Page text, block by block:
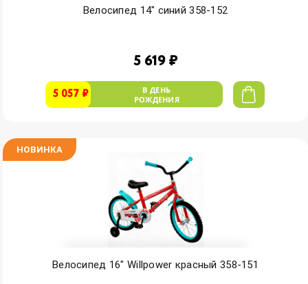
Велосипед 14" синий 358-152
5 619 ₽
5 057 ₽
В ДЕНЬ
РОЖДЕНИЯ
НОВИНКА
Велосипед 16" Willpower красный 358-151